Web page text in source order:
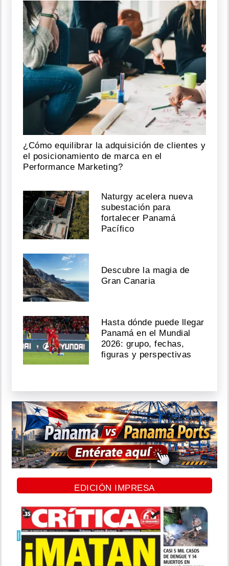
¿Cómo equilibrar la adquisición de clientes y
el posicionamiento de marca en el
Performance Marketing?
Naturgy acelera nueva
subestación para
fortalecer Panamá
Pacífico
Descubre la magia de
Gran Canaria
Hasta dónde puede llegar
Panamá en el Mundial
2026: grupo, fechas,
figuras y perspectivas
EDICIÓN IMPRESA